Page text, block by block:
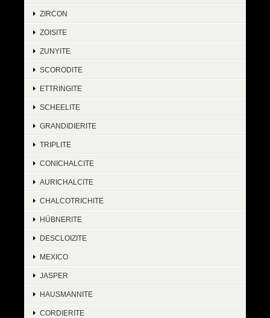
ZIRCON
ZOISITE
ZUNYITE
SCORODITE
ETTRINGITE
SCHEELITE
GRANDIDIERITE
TRIPLITE
CONICHALCITE
AURICHALCITE
CHALCOTRICHITE
HÜBNERITE
DESCLOIZITE
MEXICO
JASPER
HAUSMANNITE
CORDIERITE